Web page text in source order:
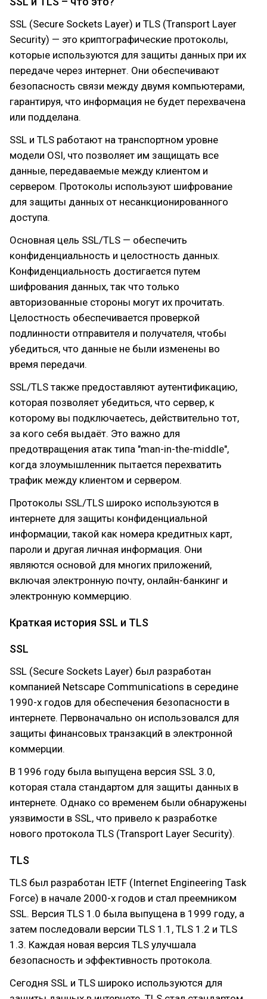
SSL (Secure Sockets Layer) и TLS (Transport Layer
Security) — это криптографические протоколы,
которые используются для защиты данных при их
передаче через интернет. Они обеспечивают
безопасность связи между двумя компьютерами,
гарантируя, что информация не будет перехвачена
или подделана.
SSL и TLS работают на транспортном уровне
модели OSI, что позволяет им защищать все
данные, передаваемые между клиентом и
сервером. Протоколы используют шифрование
для защиты данных от несанкционированного
доступа.
Основная цель SSL/TLS — обеспечить
конфиденциальность и целостность данных.
Конфиденциальность достигается путем
шифрования данных, так что только
авторизованные стороны могут их прочитать.
Целостность обеспечивается проверкой
подлинности отправителя и получателя, чтобы
убедиться, что данные не были изменены во
время передачи.
SSL/TLS также предоставляют аутентификацию,
которая позволяет убедиться, что сервер, к
которому вы подключаетесь, действительно тот,
за кого себя выдаёт. Это важно для
предотвращения атак типа "man-in-the-middle",
когда злоумышленник пытается перехватить
трафик между клиентом и сервером.
Протоколы SSL/TLS широко используются в
интернете для защиты конфиденциальной
информации, такой как номера кредитных карт,
пароли и другая личная информация. Они
являются основой для многих приложений,
включая электронную почту, онлайн-банкинг и
электронную коммерцию.
Краткая история SSL и TLS
SSL
SSL (Secure Sockets Layer) был разработан
компанией Netscape Communications в середине
1990-х годов для обеспечения безопасности в
интернете. Первоначально он использовался для
защиты финансовых транзакций в электронной
коммерции.
В 1996 году была выпущена версия SSL 3.0,
которая стала стандартом для защиты данных в
интернете. Однако со временем были обнаружены
уязвимости в SSL, что привело к разработке
нового протокола TLS (Transport Layer Security).
TLS
TLS был разработан IETF (Internet Engineering Task
Force) в начале 2000-х годов и стал преемником
SSL. Версия TLS 1.0 была выпущена в 1999 году, а
затем последовали версии TLS 1.1, TLS 1.2 и TLS
1.3. Каждая новая версия TLS улучшала
безопасность и эффективность протокола.
Сегодня SSL и TLS широко используются для